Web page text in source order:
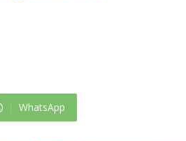
WhatsApp